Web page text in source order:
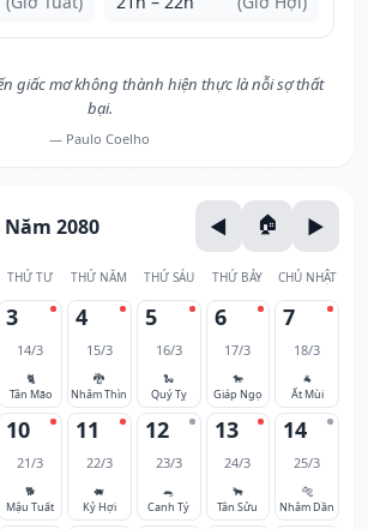
giấc mơ không thành hiện thực là nỗi sợ thất
bại.
— Paulo Coelho
2080
THỨ TƯ THỨ NĂM THỨ SÁU THỨ BẢY CHỦ NHẬT
3
14/3
🐈
Tân Mão
4
15/3
🐉
Nhâm Thìn
5
16/3
🐍
Quý Tỵ
6
17/3
🐎
Giáp Ngọ
7
18/3
🐐
Ất Mùi
10
21/3
🐕
Mậu Tuất
11
22/3
🐖
Kỷ Hợi
12
23/3
🐀
Canh Tý
13
24/3
🐂
Tân Sửu
14
25/3
🐅
Nhâm Dần